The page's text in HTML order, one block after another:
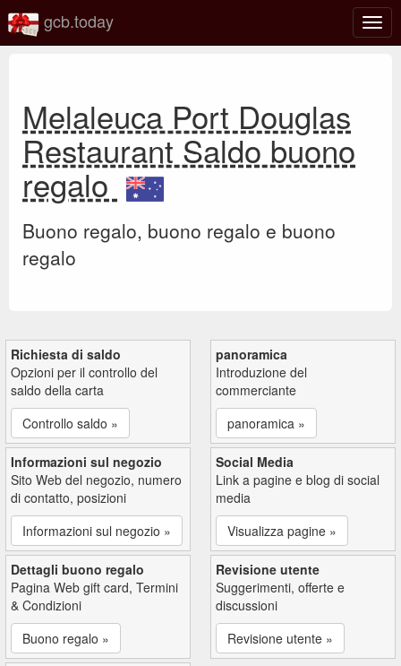
o
gcb.today
Melaleuca Port Douglas
Restaurant Saldo buono
regalo
Buono regalo, buono regalo e buono
regalo
Richiesta di saldo
Opzioni per il controllo del
saldo della carta
Controllo saldo »
panoramica
Introduzione del
commerciante
panoramica »
Informazioni sul negozio
Sito Web del negozio, numero
di contatto, posizioni
Informazioni sul negozio »
Social Media
Link a pagine e blog di social
media
Visualizza pagine »
Dettagli buono regalo
Pagina Web gift card, Termini
& Condizioni
Buono regalo »
Revisione utente
Suggerimenti, offerte e
discussioni
Revisione utente »